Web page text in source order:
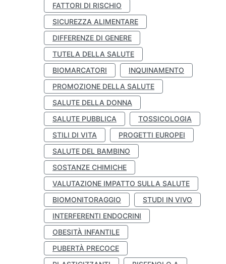
FATTORI DI RISCHIO
SICUREZZA ALIMENTARE
DIFFERENZE DI GENERE
TUTELA DELLA SALUTE
BIOMARCATORI
INQUINAMENTO
PROMOZIONE DELLA SALUTE
SALUTE DELLA DONNA
SALUTE PUBBLICA
TOSSICOLOGIA
STILI DI VITA
PROGETTI EUROPEI
SALUTE DEL BAMBINO
SOSTANZE CHIMICHE
VALUTAZIONE IMPATTO SULLA SALUTE
BIOMONITORAGGIO
STUDI IN VIVO
INTERFERENTI ENDOCRINI
OBESITÀ INFANTILE
PUBERTÀ PRECOCE